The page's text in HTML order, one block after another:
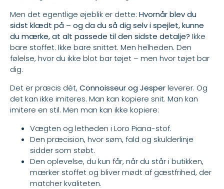
Men det egentlige øjeblik er dette: Hvornår blev du
sidst klædt på – og da du så dig selv i spejlet, kunne
du mærke, at alt passede til den sidste detalje? Ikke
bare stoffet. Ikke bare snittet. Men helheden. Den
følelse, hvor du ikke blot bar tøjet – men hvor tøjet bar
dig.
Det er præcis dét, Connoisseur og Jesperleverer. Og
det kan ikke imiteres. Man kan kopiere snit. Man kan
imitere en stil. Men man kan ikke kopiere:
Vægten og letheden i Loro Piana-stof.
Den præcision, hvor søm, fald og skulderlinje
sidder som støbt.
Den oplevelse, du kun får, når du står i butikken,
mærker stoffet og bliver mødt af gæstfrihed, der
matcher kvaliteten.